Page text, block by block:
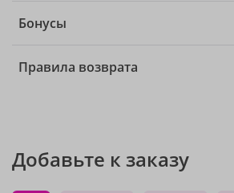
Бонусы
Правила возврата
Добавьте к заказу